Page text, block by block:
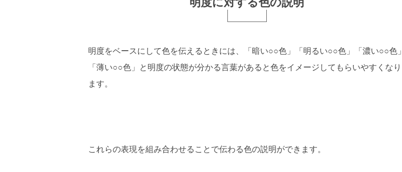
明度をベースにして色を伝えるときには、「暗い○○色」「明るい○○色」「濃い○○色」
「薄い○○色」と明度の状態が分かる言葉があると色をイメージしてもらいやすくなり
ます。
これらの表現を組み合わせることで伝わる色の説明ができます。